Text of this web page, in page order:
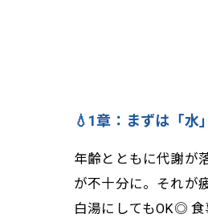
💧1章：まずは「水
年齢とともに代謝が
が不十分に。それが
白湯にしてもOK◎